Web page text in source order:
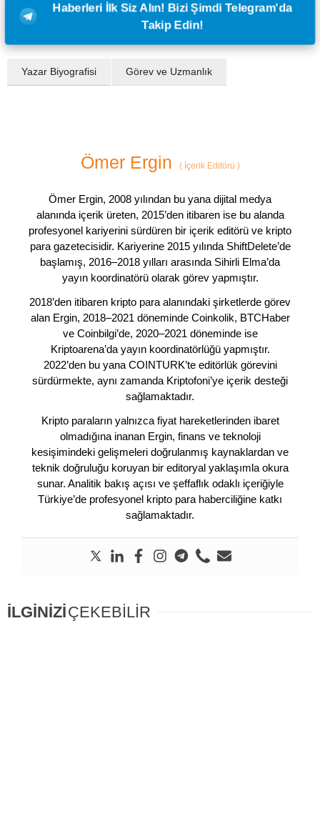
Haberleri İlk Siz Alın! Bizi Şimdi Telegram'da
Takip Edin!
Yazar Biyografisi Görev ve Uzmanlık
Ömer Ergin (İçerik Editörü )
Ömer Ergin, 2008 yılından bu yana dijital medya
alanında içerik üreten, 2015’den itibaren ise bu alanda
profesyonel kariyerini sürdüren bir içerik editörü ve kripto
para gazetecisidir. Kariyerine 2015 yılında ShiftDelete’de
başlamış, 2016–2018 yılları arasında Sihirli Elma’da
yayın koordinatörü olarak görev yapmıştır.
2018’den itibaren kripto para alanındaki şirketlerde görev
alan Ergin, 2018–2021 döneminde Coinkolik, BTCHaber
ve Coinbilgi’de, 2020–2021 döneminde ise
Kriptoarena’da yayın koordinatörlüğü yapmıştır.
2022’den bu yana COINTURK’te editörlük görevini
sürdürmekte, aynı zamanda Kriptofoni’ye içerik desteği
sağlamaktadır.
Kripto paraların yalnızca fiyat hareketlerinden ibaret
olmadığına inanan Ergin, finans ve teknoloji
kesişimindeki gelişmeleri doğrulanmış kaynaklardan ve
teknik doğruluğu koruyan bir editoryal yaklaşımla okura
sunar. Analitik bakış açısı ve şeffaflık odaklı içeriğiyle
Türkiye’de profesyonel kripto para haberciliğine katkı
sağlamaktadır.
İLGİNİZİÇEKEBİLİR